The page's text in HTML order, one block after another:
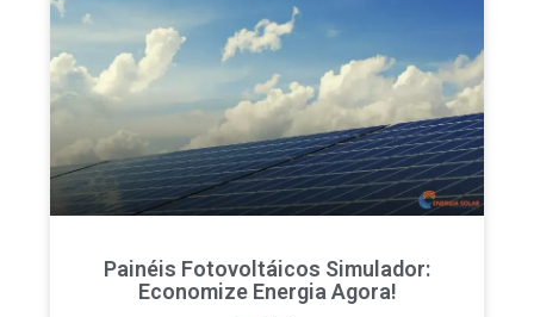
Painéis Fotovoltáicos Simulador:
Economize Energia Agora!